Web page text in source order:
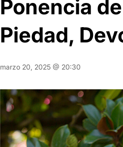
Ponencia
Piedad,
marzo 20, 2025 @ 20:30